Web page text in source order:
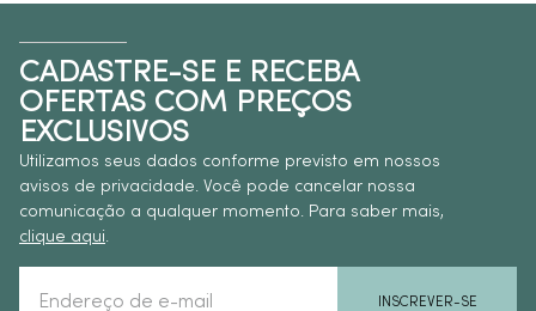
CADASTRE-SE E RECEBA
OFERTAS COM PREÇOS
EXCLUSIVOS
Utilizamos seus dados conforme previsto em nossos
avisos de privacidade. Você pode cancelar nossa
comunicação a qualquer momento. Para saber mais,
clique aqui.
INSCREVER-SE